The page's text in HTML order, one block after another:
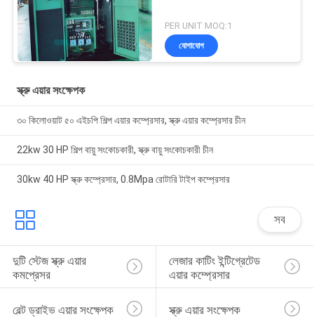
PER UNIT MOQ:1
যোগাযোগ
স্ক্রু এয়ার সংক্ষেপক
৩০ কিলোওয়াট ৫০ এইচপি শিল্প এয়ার কম্প্রেসার, স্ক্রু এয়ার কম্প্রেসার চীন
22kw 30 HP শিল্প বায়ু সংকোচকারী, স্ক্রু বায়ু সংকোচকারী চীন
30kw 40 HP স্ক্রু কম্প্রেসার, 0.8Mpa রোটারি টাইপ কম্প্রেসার
সব
দুটি স্টেজ স্ক্রু এয়ার
কমপ্রেসর
লেজার কাটিং ইন্টিগ্রেটেড
এয়ার কম্প্রেসার
বেল্ট ড্রাইভ এয়ার সংক্ষেপক স্ক্রু এয়ার সংক্ষেপক